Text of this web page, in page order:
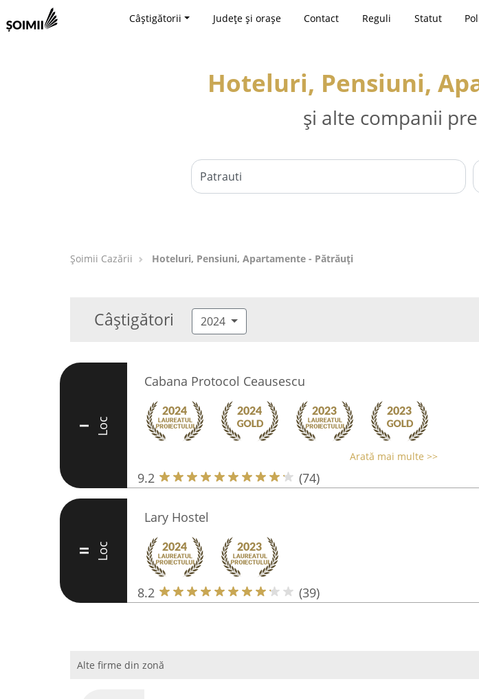
Câștigătorii Județe și orașe Contact Reguli Statut
Hoteluri, Pensiuni,
și alte companii
Șoimii Cazării Hoteluri, Pensiuni, Apartamente - Pătrăuţi
Câștigători 2024
I Loc
Cabana Protocol Ceausescu
Arată mai multe >>
9.2 (74)
II Loc
Lary Hostel
8.2 (39)
Alte firme din zonă